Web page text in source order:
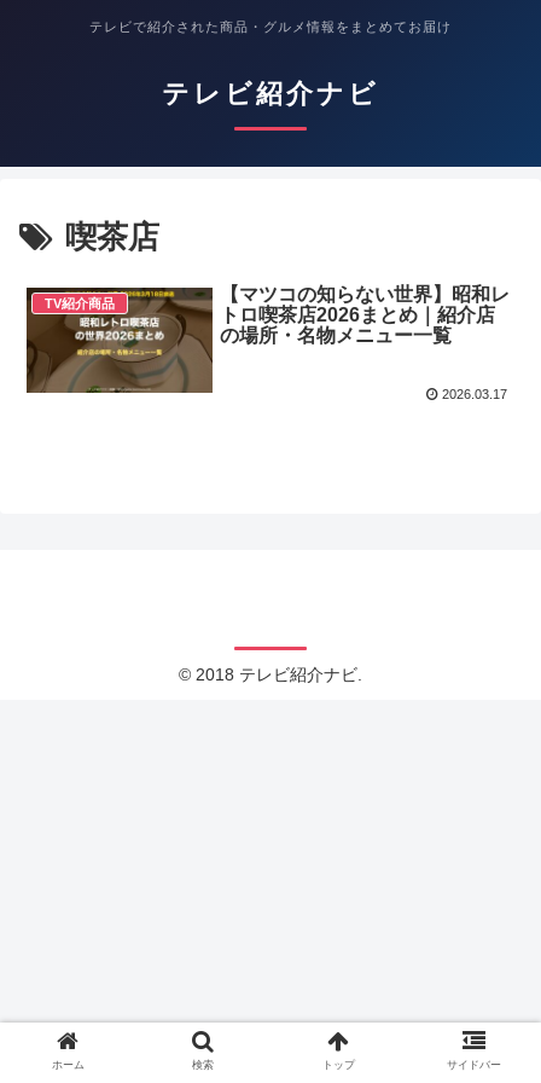
テレビで紹介された商品・グルメ情報をまとめてお届け
テレビ紹介ナビ
喫茶店
TV紹介商品
【マツコの知らない世界】昭和レ
トロ喫茶店2026まとめ｜紹介店
の場所・名物メニュー一覧
2026.03.17
© 2018 テレビ紹介ナビ.
ホーム 検索 トップ サイドバー